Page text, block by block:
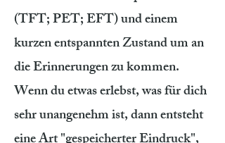
(TFT; PET; EFT) und einem
kurzen entspannten Zustand um an
die Erinnerungen zu kommen.
Wenn du etwas erlebst, was für dich
sehr unangenehm ist, dann entsteht